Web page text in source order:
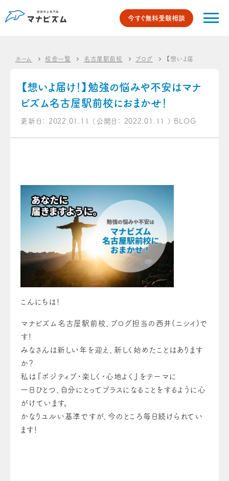
今すぐ無料受験相談
ホーム 校舎一覧 名古屋駅前校 ブログ 【想いよ届け！】勉強
【想いよ届け！】勉強の悩みや不安はマナ
ビズム名古屋駅前校におまかせ！
更新日： 2022.01.11 （公開日： 2022.01.11 ） BLOG
こんにちは！
マナビズム名古屋駅前校、ブログ担当の西井(ニシイ)で
す！
みなさんは新しい年を迎え、新しく始めたことはあります
か？
私は『ポジティブ・楽しく・心地よく』をテーマに
一日ひとつ、自分にとってプラスになることをするように心
がけています。
かなりユルい基準ですが、今のところ毎日続けられてい
ます！